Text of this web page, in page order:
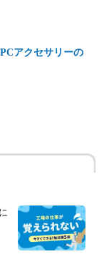
アクセサリーの